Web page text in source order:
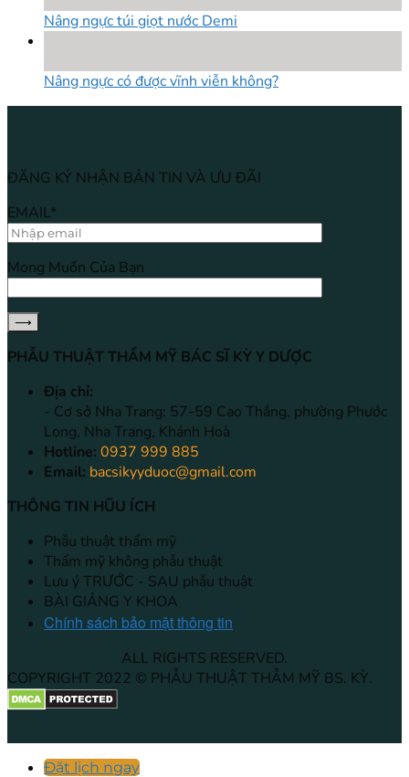
Nâng ngực túi giọt nước Demi
Nâng ngực có được vĩnh viễn không?
ĐĂNG KÝ NHẬN BẢN TIN VÀ ƯU ĐÃI
EMAIL*
Mong Muốn Của Bạn
PHẪU THUẬT THẨM MỸ BÁC SĨ KỲ Y DƯỢC
Địa chỉ:
- Cơ sở Nha Trang: 57-59 Cao Thắng, phường Phước
Long, Nha Trang, Khánh Hoà
Hotline: 0937 999 885
Email: bacsikyyduoc@gmail.com
THÔNG TIN HŨU ÍCH
Phẫu thuật thẩm mỹ
Thẩm mỹ không phẫu thuật
Lưu ý TRƯỚC - SAU phẫu thuật
BÀI GIẢNG Y KHOA
Chính sách bảo mật thông tin
ALL RIGHTS RESERVED.
COPYRIGHT 2022 © PHẪU THUẬT THẪM MỸ BS. KỲ.
Đặt lịch ngay